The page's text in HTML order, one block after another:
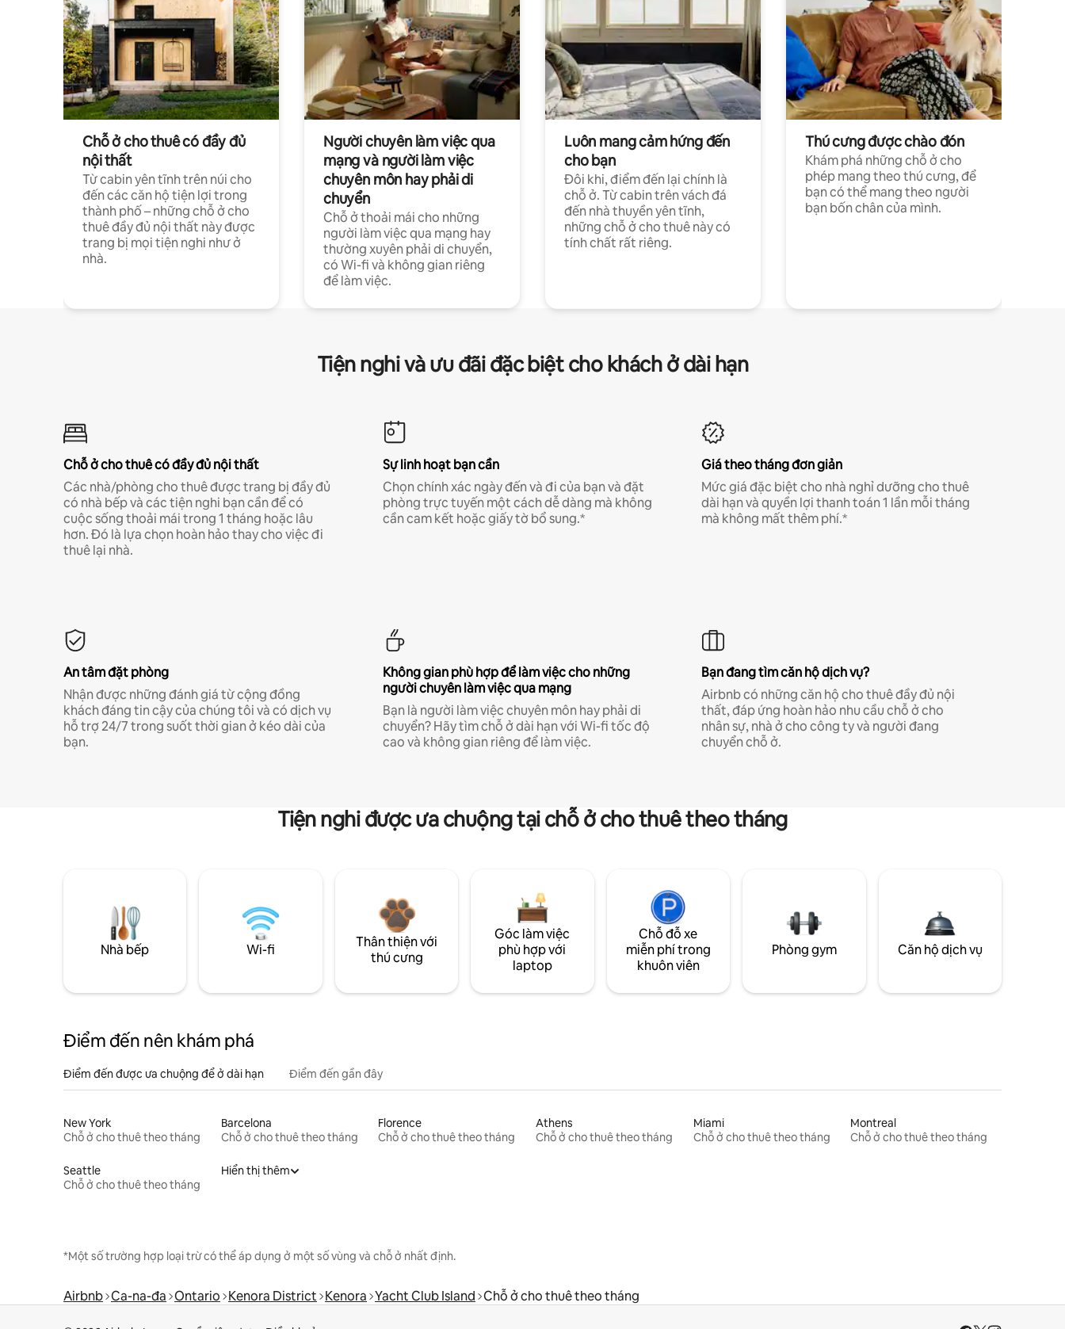
Chỗ ở cho thuê có đầy đủ
nội thất
Từ cabin yên tĩnh trên núi cho
đến các căn hộ tiện lợi trong
thành phố – những chỗ ở cho
thuê đầy đủ nội thất này được
trang bị mọi tiện nghi như ở
nhà.
Người chuyên làm việc qua
mạng và người làm việc
chuyên môn hay phải di
chuyển
Chỗ ở thoải mái cho những
người làm việc qua mạng hay
thường xuyên phải di chuyển,
có Wi-fi và không gian riêng
để làm việc.
Luôn mang cảm hứng đến
cho bạn
Đôi khi, điểm đến lại chính là
chỗ ở. Từ cabin trên vách đá
đến nhà thuyền yên tĩnh,
những chỗ ở cho thuê này có
tính chất rất riêng.
Thú cưng được chào đón
Khám phá những chỗ ở cho
phép mang theo thú cưng, để
bạn có thể mang theo người
bạn bốn chân của mình.
Tiện nghi và ưu đãi đặc biệt cho khách ở dài hạn
Chỗ ở cho thuê có đầy đủ nội thất
Các nhà/phòng cho thuê được trang bị đầy đủ
có nhà bếp và các tiện nghi bạn cần để có
cuộc sống thoải mái trong 1 tháng hoặc lâu
hơn. Đó là lựa chọn hoàn hảo thay cho việc đi
thuê lại nhà.
Sự linh hoạt bạn cần
Chọn chính xác ngày đến và đi của bạn và đặt
phòng trực tuyến một cách dễ dàng mà không
cần cam kết hoặc giấy tờ bổ sung.*
Giá theo tháng đơn giản
Mức giá đặc biệt cho nhà nghỉ dưỡng cho thuê
dài hạn và quyền lợi thanh toán 1 lần mỗi tháng
mà không mất thêm phí.*
An tâm đặt phòng
Nhận được những đánh giá từ cộng đồng
khách đáng tin cậy của chúng tôi và có dịch vụ
hỗ trợ 24/7 trong suốt thời gian ở kéo dài của
bạn.
Không gian phù hợp để làm việc cho những
người chuyên làm việc qua mạng
Bạn là người làm việc chuyên môn hay phải di
chuyển? Hãy tìm chỗ ở dài hạn với Wi-fi tốc độ
cao và không gian riêng để làm việc.
Bạn đang tìm căn hộ dịch vụ?
Airbnb có những căn hộ cho thuê đầy đủ nội
thất, đáp ứng hoàn hảo nhu cầu chỗ ở cho
nhân sự, nhà ở cho công ty và người đang
chuyển chỗ ở.
Tiện nghi được ưa chuộng tại chỗ ở cho thuê theo tháng
Nhà bếp Wi-fi
Thân thiện với
thú cưng
Góc làm việc
phù hợp với
laptop
Chỗ đỗ xe
miễn phí trong
khuôn viên
Phòng gym Căn hộ dịch vụ
Điểm đến nên khám phá
Điểm đến được ưa chuộng để ở dài hạn Điểm đến gần đây
New York
Chỗ ở cho thuê theo tháng
Barcelona
Chỗ ở cho thuê theo tháng
Florence
Chỗ ở cho thuê theo tháng
Athens
Chỗ ở cho thuê theo tháng
Miami
Chỗ ở cho thuê theo tháng
Montreal
Chỗ ở cho thuê theo tháng
Seattle
Chỗ ở cho thuê theo tháng
Hiển thị thêm
*Một số trường hợp loại trừ có thể áp dụng ở một số vùng và chỗ ở nhất định.
Airbnb Ca-na-đa Ontario Kenora District Kenora Yacht Club Island Chỗ ở cho thuê theo tháng